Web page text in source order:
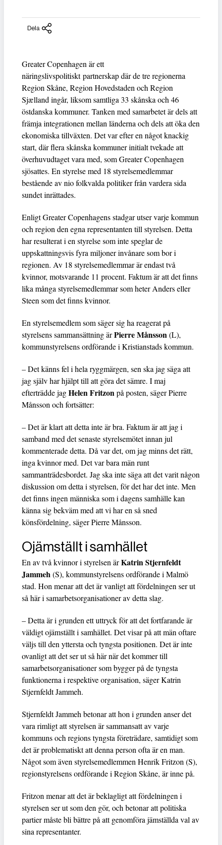
Dela
Greater Copenhagen är ett
näringslivspolitiskt partnerskap där de tre regionerna
Region Skåne, Region Hovedstaden och Region
Sjælland ingår, liksom samtliga 33 skånska och 46
östdanska kommuner. Tanken med samarbetet är dels att
främja integrationen mellan länderna och dels att öka den
ekonomiska tillväxten. Det var efter en något knackig
start, där flera skånska kommuner initialt tvekade att
överhuvudtaget vara med, som Greater Copenhagen
sjösattes. En styrelse med 18 styrelsemedlemmar
bestående av nio folkvalda politiker från vardera sida
sundet inrättades.
Enligt Greater Copenhagens stadgar utser varje kommun
och region den egna representanten till styrelsen. Detta
har resulterat i en styrelse som inte speglar de
uppskattningsvis fyra miljoner invånare som bor i
regionen. Av 18 styrelsemedlemmar är endast två
kvinnor, motsvarande 11 procent. Faktum är att det finns
lika många styrelsemedlemmar som heter Anders eller
Steen som det finns kvinnor.
En styrelsemedlem som säger sig ha reagerat på
styrelsens sammansättning ärPierre Månsson(L),
kommunstyrelsens ordförande i Kristianstads kommun.
– Det känns fel i hela ryggmärgen, sen ska jag säga att
jag själv har hjälpt till att göra det sämre. I maj
efterträdde jagHelen Fritzonpå posten, säger Pierre
Månsson och fortsätter:
– Det är klart att detta inte är bra. Faktum är att jag i
samband med det senaste styrelsemötet innan jul
kommenterade detta. Då var det, om jag minns det rätt,
inga kvinnor med. Det var bara män runt
sammanträdesbordet. Jag ska inte säga att det varit någon
diskussion om detta i styrelsen, för det har det inte. Men
det finns ingen människa som i dagens samhälle kan
känna sig bekväm med att vi har en så sned
könsfördelning, säger Pierre Månsson.
Ojämställt i samhället
En av två kvinnor i styrelsen ärKatrin Stjernfeldt
Jammeh(S), kommunstyrelsens ordförande i Malmö
stad. Hon menar att det är vanligt att fördelningen ser ut
så här i samarbetsorganisationer av detta slag.
– Detta är i grunden ett uttryck för att det fortfarande är
väldigt ojämställt i samhället. Det visar på att män oftare
väljs till den yttersta och tyngsta positionen. Det är inte
ovanligt att det ser ut så här när det kommer till
samarbetsorganisationer som bygger på de tyngsta
funktionerna i respektive organisation, säger Katrin
Stjernfeldt Jammeh.
Stjernfeldt Jammeh betonar att hon i grunden anser det
vara rimligt att styrelsen är sammansatt av varje
kommuns och regions tyngsta företrädare, samtidigt som
det är problematiskt att denna person ofta är en man.
Något som även styrelsemedlemmen Henrik Fritzon (S),
regionstyrelsens ordförande i Region Skåne, är inne på.
Fritzon menar att det är beklagligt att fördelningen i
styrelsen ser ut som den gör, och betonar att politiska
partier måste bli bättre på att genomföra jämställda val av
sina representanter.